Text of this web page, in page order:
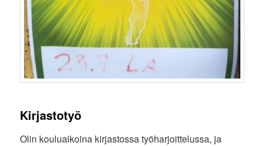
Kirjastotyö
Olin kouluaikoina kirjastossa työharjoittelussa, ja